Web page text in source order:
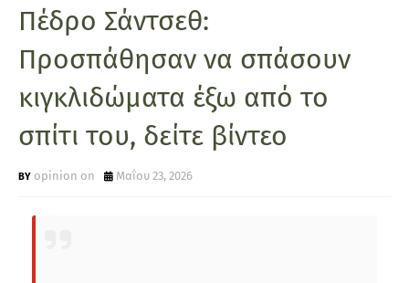
Πέδρο Σάντσεθ:
Προσπάθησαν να σπάσουν
κιγκλιδώματα έξω από το
σπίτι του, δείτε βίντεο
opinion on Μαΐου 23, 2026